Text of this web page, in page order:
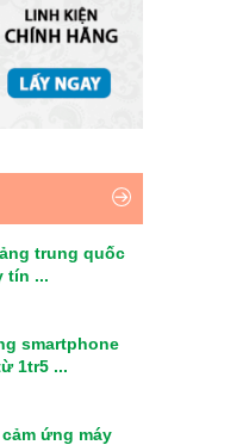
trung quốc
tín ...
smartphone
1tr5 ...
ứng máy